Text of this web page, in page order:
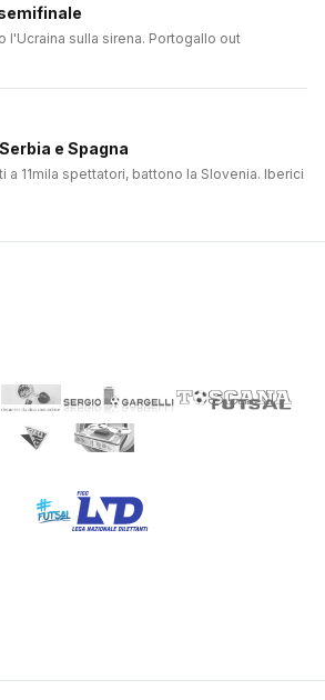
l'Ucraina sulla sirena. Portogallo out
e Spagna
a 11mila spettatori, battono la Slovenia. Iberici